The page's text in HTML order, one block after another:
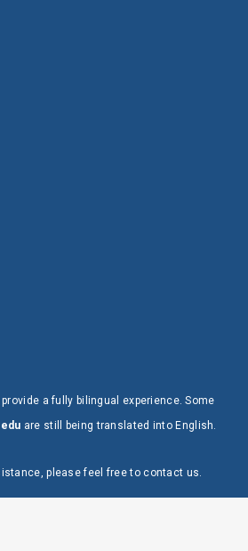
a fully bilingual experience. Some
are still being translated into English.
please feel free to contact us.